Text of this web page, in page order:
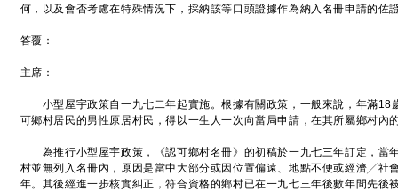
何，以及會否考慮在特殊情況下，採納該等口頭證據作為納入名冊申請的佐
答覆：
主席：
小型屋宇政策自一九七二年起實施。根據有關政策，一般來說，年滿18
可鄉村居民的男性原居村民，得以一生人一次向當局申請，在其所屬鄉村內
為推行小型屋宇政策，《認可鄉村名冊》的初稿於一九七三年訂定，當
村並無列入名冊內，原因是當中大部分或因位置偏遠、地點不便或經濟╱社
年。其後經進一步核實糾正，符合資格的鄉村已在一九七三年後數年間先後